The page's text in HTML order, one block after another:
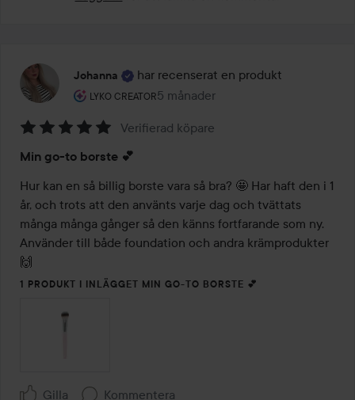
Johanna har recenserat en produkt
LYKO CREATOR
Användarens roll: Lyko Creator.
5 månader
Inlägget skapades 5 månader
5
av
5
Verifierad köpare
Min go-to borste 💕
Hur kan en så billig borste vara så bra? 🤩 Har haft den i 1
år, och trots att den använts varje dag och tvättats
många många gånger så den känns fortfarande som ny.
Använder till både foundation och andra krämprodukter
🙌
1 PRODUKT I INLÄGGET MIN GO-TO BORSTE 💕
Gilla Kommentera